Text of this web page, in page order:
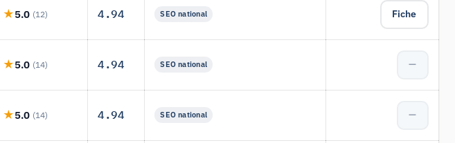
5.0 (12) 4.94 SEO national Fiche
5.0 (14) 4.94 SEO national —
5.0 (14) 4.94 SEO national —